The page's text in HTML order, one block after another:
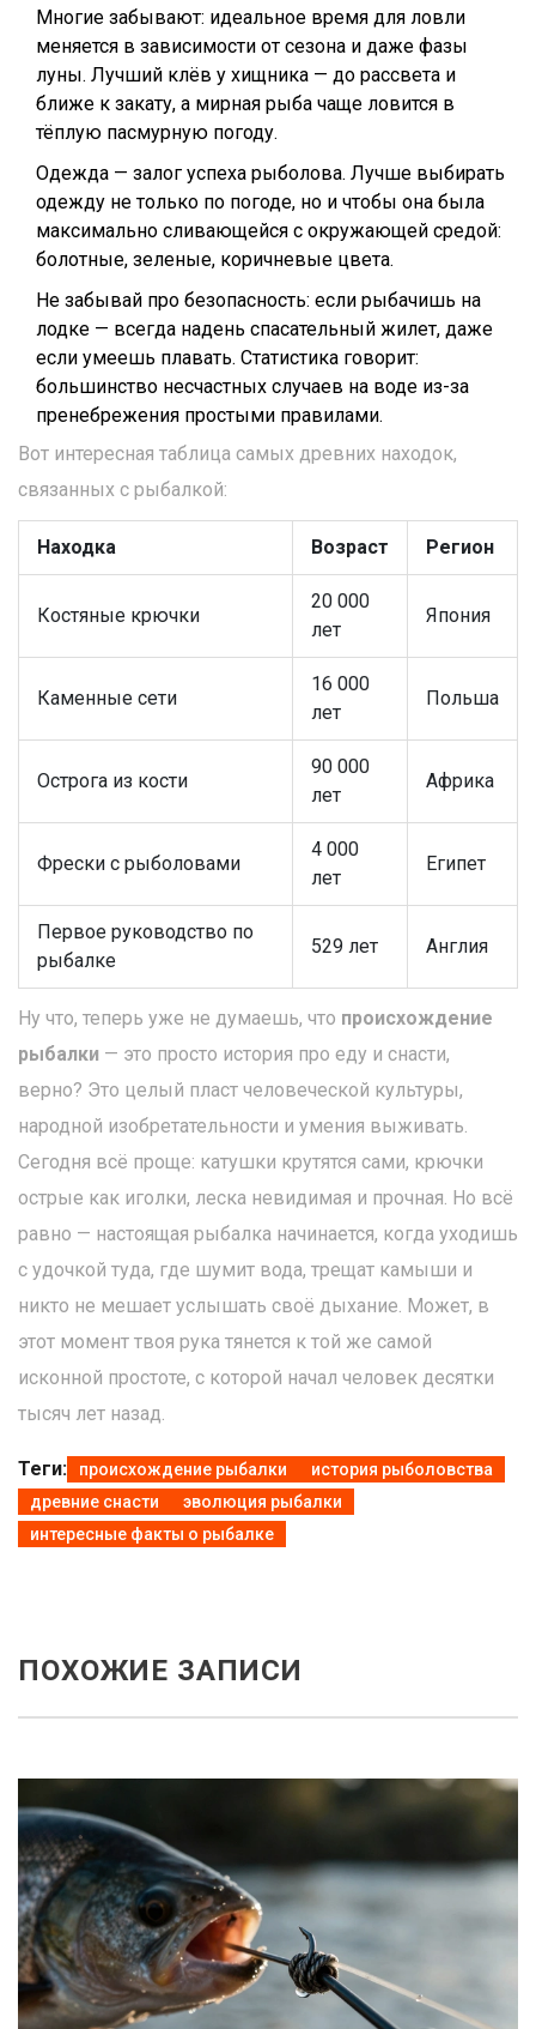
Многие забывают: идеальное время для ловли
меняется в зависимости от сезона и даже фазы
луны. Лучший клёв у хищника — до рассвета и
ближе к закату, а мирная рыба чаще ловится в
тёплую пасмурную погоду.
Одежда — залог успеха рыболова. Лучше выбирать
одежду не только по погоде, но и чтобы она была
максимально сливающейся с окружающей средой:
болотные, зеленые, коричневые цвета.
Не забывай про безопасность: если рыбачишь на
лодке — всегда надень спасательный жилет, даже
если умеешь плавать. Статистика говорит:
большинство несчастных случаев на воде из-за
пренебрежения простыми правилами.
Вот интересная таблица самых древних находок,
связанных с рыбалкой:
Находка Возраст Регион
Костяные крючки
20 000
лет
Япония
Каменные сети
16 000
лет
Польша
Острога из кости
90 000
лет
Африка
Фрески с рыболовами
4 000
лет
Египет
Первое руководство по
рыбалке
529 лет Англия
Ну что, теперь уже не думаешь, что происхождение
рыбалки — это просто история про еду и снасти,
верно? Это целый пласт человеческой культуры,
народной изобретательности и умения выживать.
Сегодня всё проще: катушки крутятся сами, крючки
острые как иголки, леска невидимая и прочная. Но всё
равно — настоящая рыбалка начинается, когда уходишь
с удочкой туда, где шумит вода, трещат камыши и
никто не мешает услышать своё дыхание. Может, в
этот момент твоя рука тянется к той же самой
исконной простоте, с которой начал человек десятки
тысяч лет назад.
Теги: происхождение рыбалки
история рыболовства
древние снасти
эволюция рыбалки
интересные факты о рыбалке
ПОХОЖИЕ ЗАПИСИ